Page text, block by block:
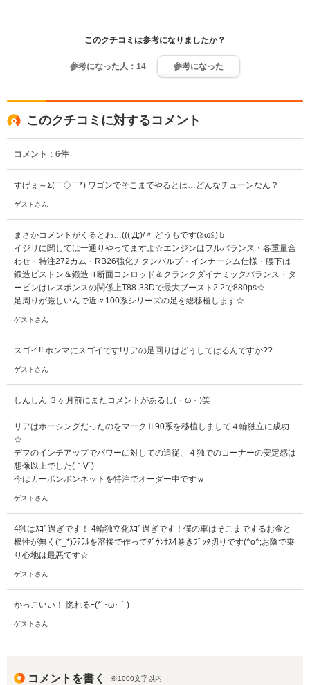
このクチコミは参考になりましたか？
参考になった人： 14 参考になった
このクチコミに対するコメント
コメント： 6件
すげぇ～Σ(￣◇￣*) ワゴンでそこまでやるとは…どんなチューンなん？
ゲストさん
まさかコメントがくるとわ…(((;Д;)/〃 どうもです(≧ω≦)ｂ
イジリに関しては一通りやってますよ☆エンジンはフルバランス・各重量合
わせ・特注272カム・RB26強化チタンバルブ・インナーシム仕様・腰下は
鍛造ピストン＆鍛造Ｈ断面コンロッド＆クランクダイナミックバランス・タ
ービンはレスポンスの関係上T88-33Dで最大ブースト2.2で880ps☆
足周りが厳しいんで近々100系シリーズの足を総移植します☆
ゲストさん
スゴイ!! ホンマにスゴイです!リアの足回りはどぅしてはるんですか??
ゲストさん
しんしん ３ヶ月前にまたコメントがあるし(・ω・)笑
リアはホーシングだったのをマークⅡ90系を移植しまして４輪独立に成功
☆
デフのインチアップでパワーに対しての追従、４独でのコーナーの安定感は
想像以上でした(｀∀´)
今はカーボンボンネットを特注でオーダー中ですｗ
ゲストさん
4独はｽｺﾞ過ぎです！ 4輪独立化ｽｺﾞ過ぎです！僕の車はそこまでするお金と
根性が無く(*_*)ﾗﾃﾗﾙを溶接で作ってﾀﾞｳﾝｻｽ4巻きﾌﾞｯﾀ切りです(^o^;お陰で乗
り心地は最悪です☆
ゲストさん
かっこいい！ 惚れるｰ(*´･ω･｀)
ゲストさん
コメントを書く ※1000文字以内